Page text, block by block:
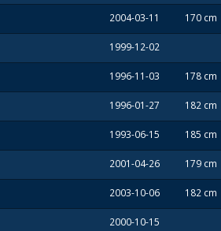
2004-03-11 170 cm
1999-12-02
1996-11-03 178 cm
1996-01-27 182 cm
1993-06-15 185 cm
2001-04-26 179 cm
2003-10-06 182 cm
2000-10-15